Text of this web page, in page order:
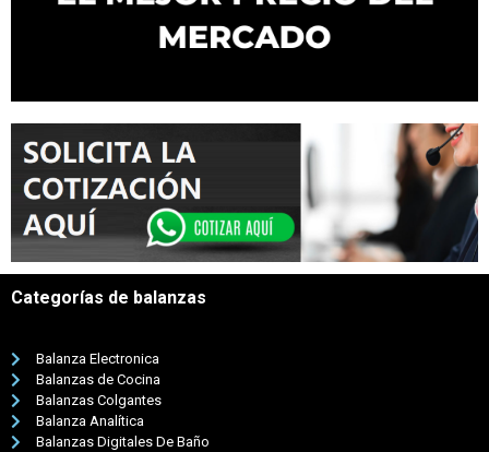
Categorías de balanzas
Balanza Electronica
Balanzas de Cocina
Balanzas Colgantes
Balanza Analítica
Balanzas Digitales De Baño